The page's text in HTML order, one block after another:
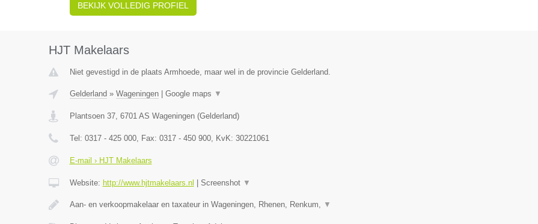
BEKIJK VOLLEDIG PROFIEL
HJT Makelaars
Niet gevestigd in de plaats Armhoede, maar wel in de provincie Gelderland.
Gelderland » Wageningen| Google maps ▼
Plantsoen 37, 6701 AS Wageningen(Gelderland)
Tel: 0317 - 425 000, Fax: 0317 - 450 900, KvK: 30221061
E-mail › HJT Makelaars
Website: http://www.hjtmakelaars.nl Screenshot ▼
Aan- en verkoopmakelaar en taxateur in Wageningen, Rhenen, Renkum, ▼